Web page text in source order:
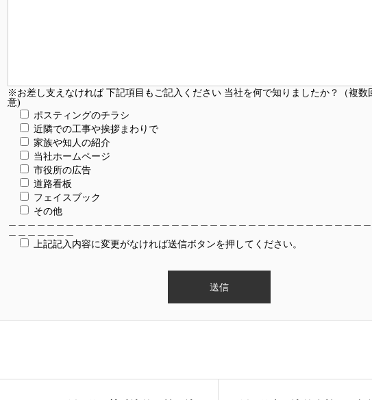
※お差し支えなければ 下記項目もご記入ください 当社を何で知りましたか？（複数
意)
ポスティングのチラシ
近隣での工事や挨拶まわりで
家族や知人の紹介
当社ホームページ
市役所の広告
道路看板
フェイスブック
その他
上記記入内容に変更がなければ送信ボタンを押してください。